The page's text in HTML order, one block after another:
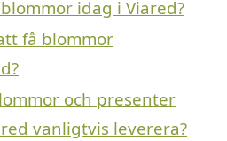
idag i Viared?
få blommor
och presenter
vanligtvis leverera?